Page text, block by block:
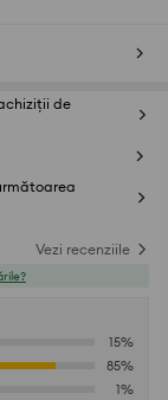
de
Vezi recenziile
15%
85%
1%